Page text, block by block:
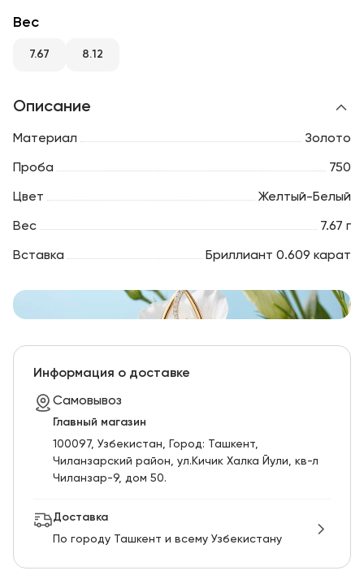
Вес
7.67 8.12
Описание
Материал Золото
Проба 750
Цвет Желтый-Белый
Вес 7.67 г
Вставка Бриллиант 0.609 карат
Информация о доставке
Самовывоз
Главный магазин
100097, Узбекистан, Город: Ташкент,
Чиланзарский pайон, ул.Кичик Халка Йули, кв-л
Чиланзар-9, дом 50.
Доставка
По городу Ташкент и всему Узбекистану